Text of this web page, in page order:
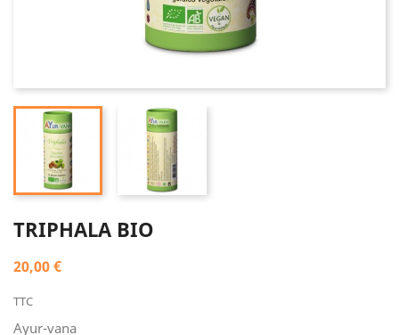
TRIPHALA BIO
20,00 €
TTC
Ayur-vana